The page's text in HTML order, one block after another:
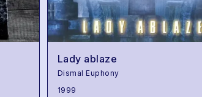
Lady ablaze
Dismal Euphony
1999